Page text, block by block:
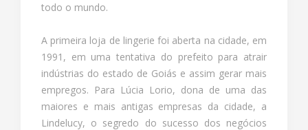
todo o mundo.
A primeira loja de lingerie foi aberta na cidade, em
1991, em uma tentativa do prefeito para atrair
indústrias do estado de Goiás e assim gerar mais
empregos. Para Lúcia Lorio, dona de uma das
maiores e mais antigas empresas da cidade, a
Lindelucy, o segredo do sucesso dos negócios